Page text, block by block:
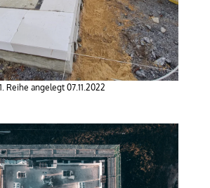
1. Reihe angelegt 07.11.2022